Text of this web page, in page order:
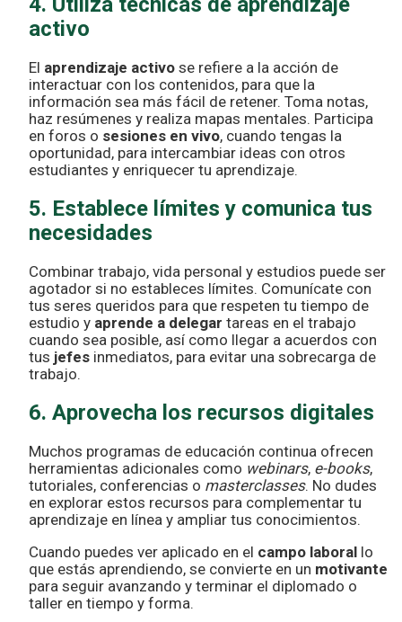
activo
El aprendizaje activo se refiere a la acción de
interactuar con los contenidos, para que la
información sea más fácil de retener. Toma notas,
haz resúmenes y realiza mapas mentales. Participa
en foros o sesiones en vivo, cuando tengas la
oportunidad, para intercambiar ideas con otros
estudiantes y enriquecer tu aprendizaje.
5. Establece límites y comunica tus
necesidades
Combinar trabajo, vida personal y estudios puede ser
agotador si no estableces límites. Comunícate con
tus seres queridos para que respeten tu tiempo de
estudio y aprende a delegar tareas en el trabajo
cuando sea posible, así como llegar a acuerdos con
tus jefes inmediatos, para evitar una sobrecarga de
trabajo.
6. Aprovecha los recursos digitales
Muchos programas de educación continua ofrecen
herramientas adicionales como webinars, e-books,
tutoriales, conferencias o masterclasses. No dudes
en explorar estos recursos para complementar tu
aprendizaje en línea y ampliar tus conocimientos.
Cuando puedes ver aplicado en el campo laboral lo
que estás aprendiendo, se convierte en un motivante
para seguir avanzando y terminar el diplomado o
taller en tiempo y forma.